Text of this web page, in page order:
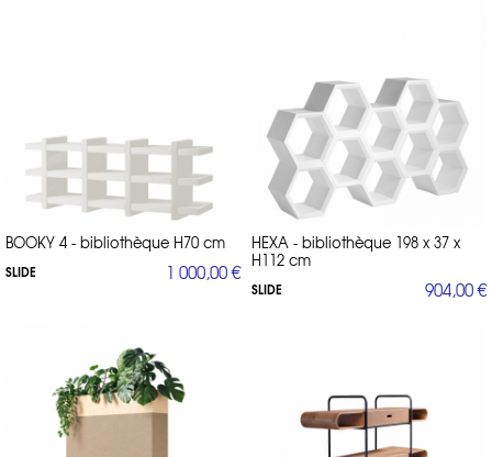
BOOKY 4 - bibliothèque H70 cm
SLIDE 1 000,00 €
HEXA - bibliothèque 198 x 37 x
H112 cm
SLIDE 904,00 €